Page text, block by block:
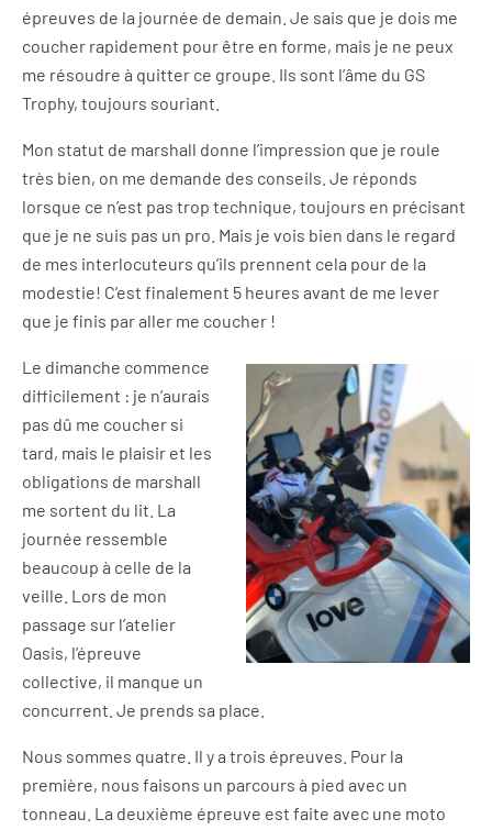
épreuves de la journée de demain. Je sais que je dois me
coucher rapidement pour être en forme, mais je ne peux
me résoudre à quitter ce groupe. Ils sont l’âme du GS
Trophy, toujours souriant.
Mon statut de marshall donne l’impression que je roule
très bien, on me demande des conseils. Je réponds
lorsque ce n’est pas trop technique, toujours en précisant
que je ne suis pas un pro. Mais je vois bien dans le regard
de mes interlocuteurs qu’ils prennent cela pour de la
modestie! C’est finalement 5 heures avant de me lever
que je finis par aller me coucher !
Le dimanche commence
difficilement : je n’aurais
pas dû me coucher si
tard, mais le plaisir et les
obligations de marshall
me sortent du lit. La
journée ressemble
beaucoup à celle de la
veille. Lors de mon
passage sur l’atelier
Oasis, l’épreuve
collective, il manque un
concurrent. Je prends sa place.
Nous sommes quatre. Il y a trois épreuves. Pour la
première, nous faisons un parcours à pied avec un
tonneau. La deuxième épreuve est faite avec une moto